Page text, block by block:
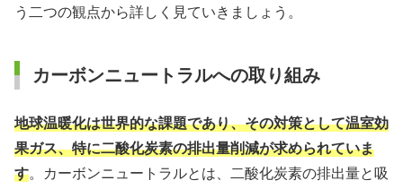
う二つの観点から詳しく見ていきましょう。
カーボンニュートラルへの取り組み
地球温暖化は世界的な課題であり、その対策として温室効
果ガス、特に二酸化炭素の排出量削減が求められていま
す。カーボンニュートラルとは、二酸化炭素の排出量と吸